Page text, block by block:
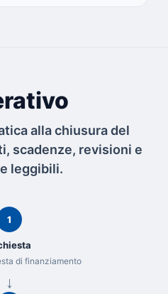
alla chiusura del
scadenze, revisioni e
leggibili.
1
di finanziamento